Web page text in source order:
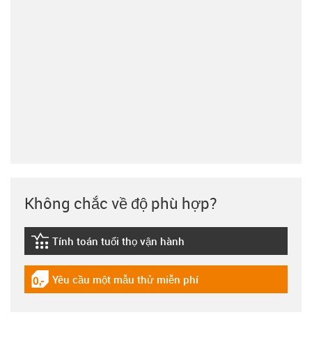
Không chắc về độ phù hợp?
igus-icon-lebensdauerrechner
Tính toán tuổi thọ vận hành
igus-icon-gratismuster
Yêu cầu một mẫu thử miễn phí